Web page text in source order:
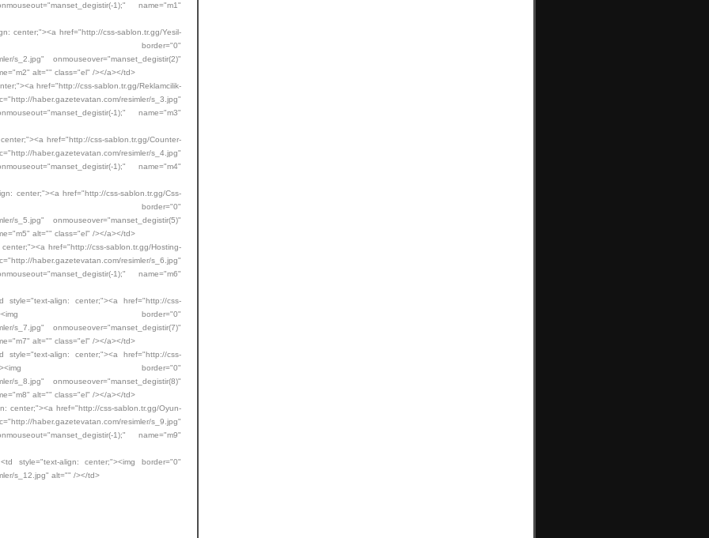
1);" name="m1"
href="http://css-sablon.tr.gg/Yesil-
border="0"
s_2.jpg" onmouseover="manset_degistir(2)"
alt="" class="el" /></a></td>
href="http://css-sablon.tr.gg/Reklamcilik-
haber.gazetevatan.com/resimler/s_3.jpg"
1);" name="m3"
href="http://css-sablon.tr.gg/Counter-
haber.gazetevatan.com/resimler/s_4.jpg"
1);" name="m4"
href="http://css-sablon.tr.gg/Css-
border="0"
s_5.jpg" onmouseover="manset_degistir(5)"
alt="" class="el" /></a></td>
href="http://css-sablon.tr.gg/Hosting-
haber.gazetevatan.com/resimler/s_6.jpg"
1);" name="m6"
href="http://css-
border="0"
s_7.jpg" onmouseover="manset_degistir(7)"
alt="" class="el" /></a></td>
href="http://css-
border="0"
s_8.jpg" onmouseover="manset_degistir(8)"
alt="" class="el" /></a></td>
href="http://css-sablon.tr.gg/Oyun-
haber.gazetevatan.com/resimler/s_9.jpg"
1);" name="m9"
center;"><img border="0"
s_12.jpg" alt="" /></td>